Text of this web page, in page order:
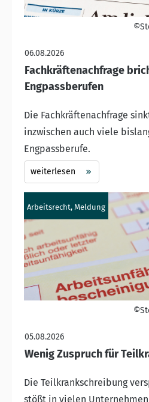
06.08.2026
Fachkräftenachfrage
Engpassberufen
Die Fachkräftenachfrage
inzwischen auch viele
Engpassberufe.
weiterlesen
Arbeitsrecht, Meldung
05.08.2026
Wenig Zuspruch für
Die Teilkrankschreibung
stößt in vielen